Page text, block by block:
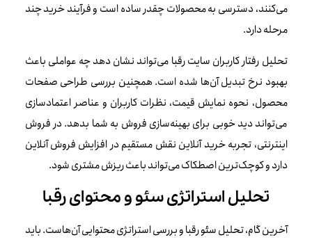
می‌کنند، دسترسی به محصولات چقدر ساده است و فرآیند خرید چند
مرحله دارد.
تحلیل رفتار کاربران سایت رقبا می‌تواند نشان دهد چه عواملی باعث
بهبود نرخ تبدیل آن‌ها شده است. همچنین بررسی طراحی صفحات
محصول، نحوه نمایش قیمت، نظرات کاربران و عناصر اعتمادسازی
می‌تواند دید خوبی برای بهینه‌سازی فروش به شما بدهد. در فروش
اینترنتی، تجربه خرید آنلاین نقش مستقیم در افزایش فروش آنلاین
دارد و کوچک‌ترین اصطکاک می‌تواند باعث ریزش مشتری شود.
تحلیل استراتژی سئو و محتوای رقبا
آخرین گام، تحلیل سئو رقبا و بررسی استراتژی محتوایی آن‌هاست. باید